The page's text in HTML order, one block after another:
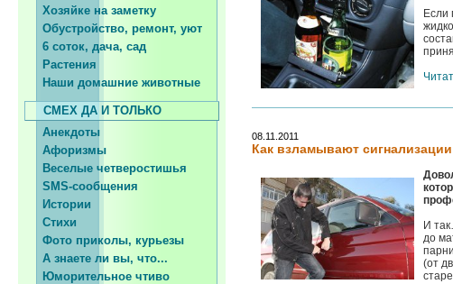
Хозяйке на заметку
Обустройство, ремонт, уют
6 соток, дача, сад
Растения
Наши домашние животные
СМЕХ ДА И ТОЛЬКО
Анекдоты
Афоризмы
Веселые четверостишья
SMS-сообщения
Истории
Стихи
Фото приколы, курьезы
А знаете ли вы, что...
Юморительное чтиво
Если
08.11.2011
Как взламывают сигнализации
И
до
парни
(от